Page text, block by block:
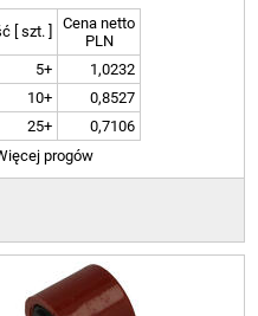
[ szt. ]
Cena netto
PLN
5+
1,0232
10+
0,8527
25+
0,7106
progów